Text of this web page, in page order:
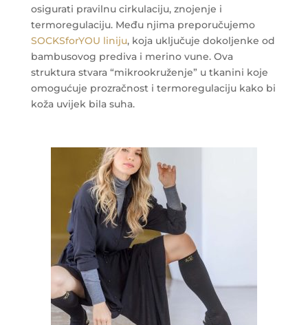
osigurati pravilnu cirkulaciju, znojenje i
termoregulaciju. Među njima preporučujemo
SOCKSforYOU liniju, koja uključuje dokoljenke od
bambusovog prediva i merino vune. Ova
struktura stvara “mikrookruženje” u tkanini koje
omogućuje prozračnost i termoregulaciju kako bi
koža uvijek bila suha.